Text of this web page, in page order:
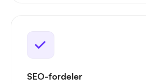
SEO-fordeler